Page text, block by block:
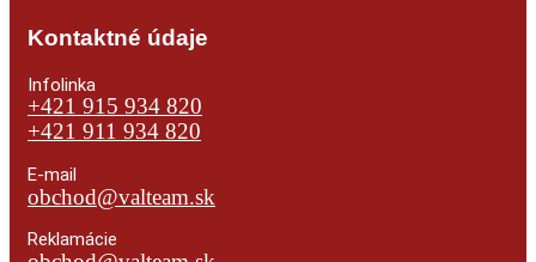
Kontaktné údaje
Infolinka
+421 915 934 820
+421 911 934 820
E-mail
obchod@valteam.sk
Reklamácie